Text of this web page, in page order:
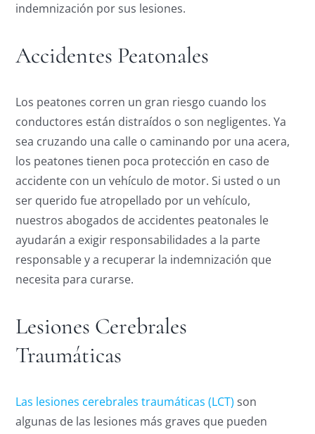
indemnización por sus lesiones.
Accidentes Peatonales
Los peatones corren un gran riesgo cuando los
conductores están distraídos o son negligentes. Ya
sea cruzando una calle o caminando por una acera,
los peatones tienen poca protección en caso de
accidente con un vehículo de motor. Si usted o un
ser querido fue atropellado por un vehículo,
nuestros abogados de accidentes peatonales le
ayudarán a exigir responsabilidades a la parte
responsable y a recuperar la indemnización que
necesita para curarse.
Lesiones Cerebrales
Traumáticas
Las lesiones cerebrales traumáticas (LCT) son
algunas de las lesiones más graves que pueden